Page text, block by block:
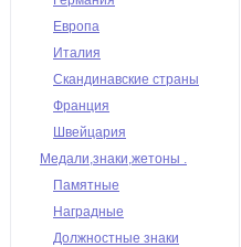
Европа
Италия
Скандинавские страны
Франция
Швейцария
Медали,знаки,жетоны .
Памятные
Наградные
Должностные знаки